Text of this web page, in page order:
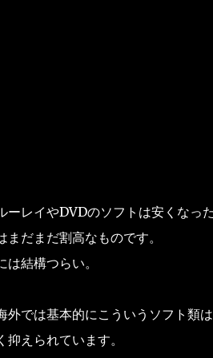
ーレイやDVDのソフトは安くなっ
だまだ割高なものです。
結構つらい。
外では基本的にこういうソフト類は
えられています。